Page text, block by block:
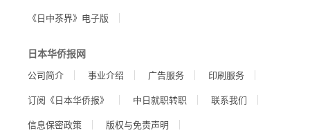
《日中茶界》电子版
日本华侨报网
公司简介 事业介绍 广告服务
印刷服务
订阅《日本华侨报》
中日就职转职
联系我们
信息保密政策
版权与免责声明